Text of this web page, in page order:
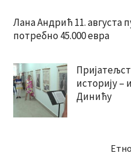
Лана Андрић 11. августа
потребно 45.000 евра
историју –
Динићу